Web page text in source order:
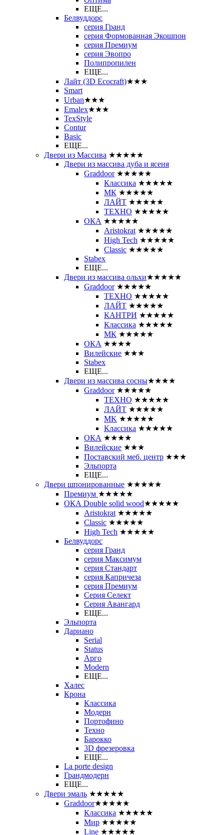
ЕЩЕ...
Белвуддорс
серия Гранд
серия Формованная Экошпон
серия Премиум
серия Эвопро
Полипропилен
ЕЩЕ...
Лайт (3D Ecocraft)★★★
Smart
Urban★★★
Emalex★★★
TexStyle
Contur
Basic
ЕЩЕ...
Двери из Массива ★★★★★
Двери из массива дуба и ясеня
Graddoor ★★★★★
Классика ★★★★★
МК ★★★★★
ЛАЙТ ★★★★★
ТЕХНО ★★★★★
ОКА ★★★★★
Aristokrat ★★★★★
High Tech ★★★★★
Classic ★★★★★
Stabex
ЕЩЕ...
Двери из массива ольхи★★★★★
Graddoor ★★★★★
ТЕХНО ★★★★★
ЛАЙТ ★★★★★
КАНТРИ ★★★★★
Классика ★★★★★
МК ★★★★★
ОКА ★★★★
Вилейские ★★★
Stabex
ЕЩЕ...
Двери из массива сосны★★★★
Graddoor ★★★★★
ТЕХНО ★★★★★
ЛАЙТ ★★★★★
MK ★★★★★
Классика ★★★★★
ОКА ★★★★
Вилейские ★★★
Поставский меб. центр ★★★
Эльпорта
ЕЩЕ...
Двери шпонированные ★★★★★
Премиум ★★★★★
ОКА Double solid wood★★★★★
Aristokrat ★★★★★
Classic ★★★★★
High Tech ★★★★★
Белвуддорс
серия Гранд
серия Максимум
серия Стандарт
серия Капричеза
серия Премиум
Серия Селект
Серия Авангард
ЕЩЕ...
Эльпорта
Дариано
Serial
Status
Арго
Modern
ЕЩЕ...
Халес
Крона
Классика
Модерн
Портофино
Техно
Барокко
3D фрезеровка
ЕЩЕ...
La porte design
Грандмодерн
ЕЩЕ...
Двери эмаль ★★★★★
Graddoor★★★★★
Классика ★★★★★
Мир ★★★★★
Line ★★★★★